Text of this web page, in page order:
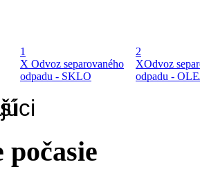
1
X Odvoz separovaného
odpadu - SKLO
2
XOdvoz
odpadu -